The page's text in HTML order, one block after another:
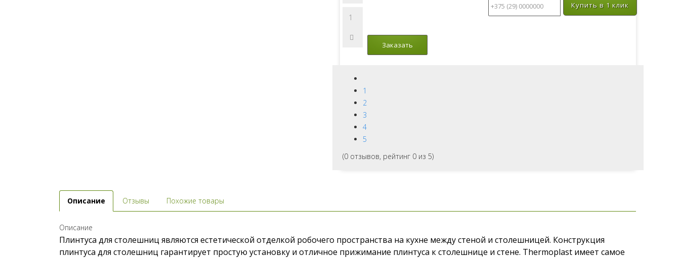
Купить в 1 клик
1
2
3
4
5
(0 отзывов, рейтинг 0 из 5)
Описание Отзывы Похожие товары
Описание
Плинтуса для столешниц являются естетической отделкой робочего пространства на кухне между стеной и столешницей. Конструкция
плинтуса для столешниц гарантирует простую установку и отличное прижимание плинтуса к столешнице и стене. Thermoplast имеет самое